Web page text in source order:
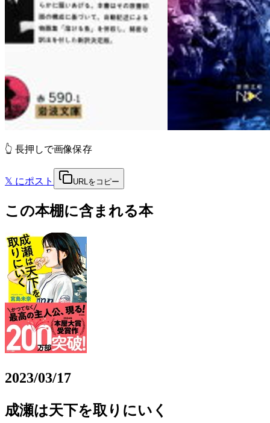
👆 長押しで画像保存
𝕏 にポスト URLをコピー
この本棚に含まれる本
2023/03/17
成瀬は天下を取りにいく